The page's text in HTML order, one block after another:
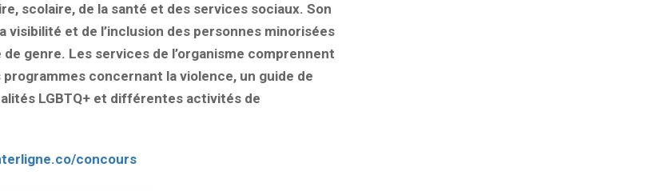
scolaire, de la santé et des services sociaux. Son
visibilité et de l’inclusion des personnes minorisées
genre. Les services de l’organisme comprennent
concernant la violence, un guide de
LGBTQ+ et différentes activités de
concours